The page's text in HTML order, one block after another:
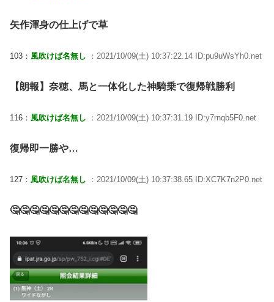
矢作渾身の仕上げで草
103： 風吹けば名無し ：2021/10/09(土) 10:37:22.14 ID:pu9uWsYh0.net
【朗報】奈穂、馬と一体化した神騎乗で復帰戦勝利
116： 風吹けば名無し ：2021/10/09(土) 10:37:31.19 ID:y7rnqb5F0.net
復帰即一勝や…
127： 風吹けば名無し ：2021/10/09(土) 10:37:38.65 ID:XC7K7n2P0.net
🤔🤔🤔🤔🤔🤔🤔🤔🤔🤔🤔🤔🤔